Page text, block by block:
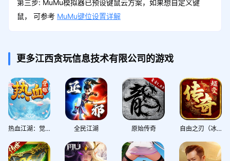
招募神符*5+橙耀石*1+龙魂晶石*10
首充礼包
+强化石*100
第三步: MuMu模拟器已预设键鼠云方案，如果想自定义键
鼠， 可参考 MuMu键位设置详解
更多江西贪玩信息技术有限公司的游戏
热血江湖：觉醒 全民江湖 原始传奇 自由之刃（冰雪超变传奇）